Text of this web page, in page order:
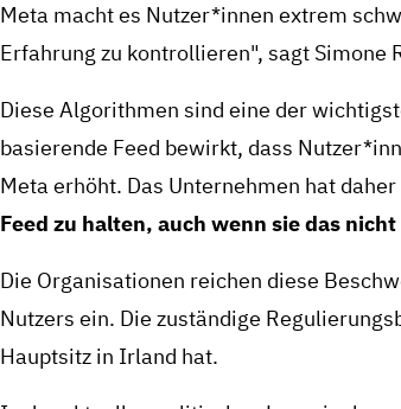
Meta macht es Nutzer*innen extrem
Erfahrung zu kontrollieren", sagt Simone
Diese Algorithmen sind eine der
basierende Feed bewirkt, dass
Meta erhöht. Das Unternehmen hat
Feed zu halten, auch wenn sie das
Die Organisationen reichen diese
Nutzers ein. Die zuständige
Hauptsitz in Irland hat.